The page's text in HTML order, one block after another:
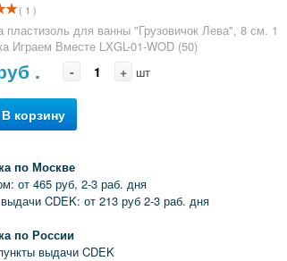
( 1 )
пластизоль для ванны "Грузовичок Лева", 8 см. 1
Играем Вместе LXGL-01-WOD (50)
. - + шт
В корзину
по Москве
от 465 руб, 2-3 раб. дня
CDEK: от 213 руб 2-3 раб. дня
по России
выдачи CDEK